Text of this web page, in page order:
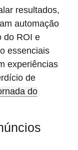
resultados,
automação
do ROI e
essenciais
experiências
de
do